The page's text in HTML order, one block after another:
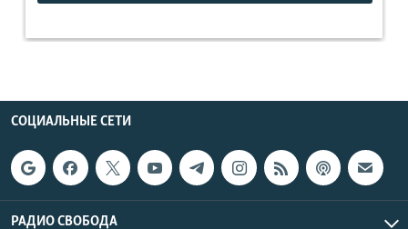
СОЦИАЛЬНЫЕ СЕТИ
РАДИО СВОБОДА